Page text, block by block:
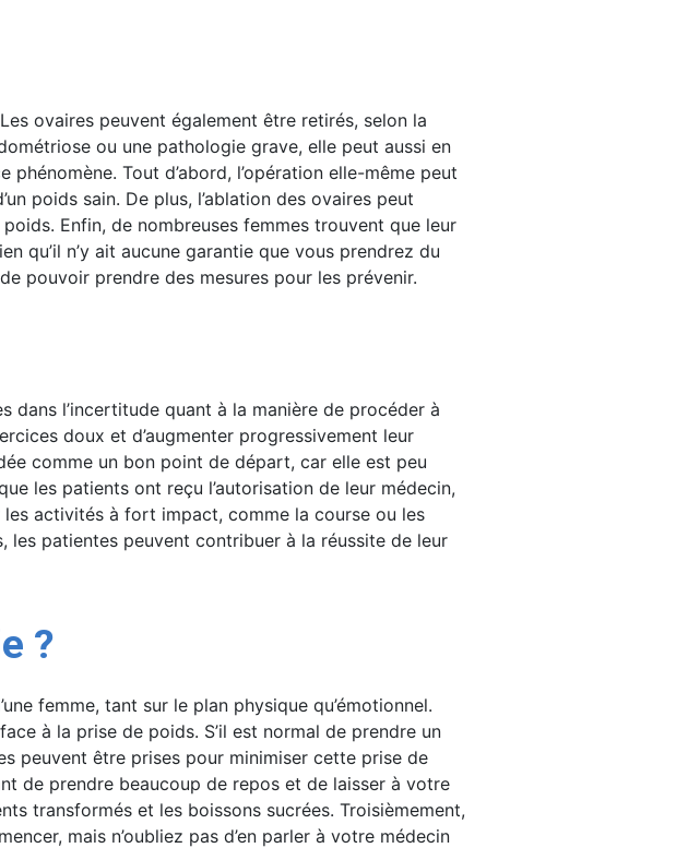
ovaires peuvent également être retirés, selon la
ou une pathologie grave, elle peut aussi en
Tout d’abord, l’opération elle-même peut
poids sain. De plus, l’ablation des ovaires peut
Enfin, de nombreuses femmes trouvent que leur
qu’il n’y ait aucune garantie que vous prendrez du
pouvoir prendre des mesures pour les prévenir.
dans l’incertitude quant à la manière de procéder à
doux et d’augmenter progressivement leur
comme un bon point de départ, car elle est peu
les patients ont reçu l’autorisation de leur médecin,
activités à fort impact, comme la course ou les
les patientes peuvent contribuer à la réussite de leur
?
femme, tant sur le plan physique qu’émotionnel.
à la prise de poids. S’il est normal de prendre un
peuvent être prises pour minimiser cette prise de
de prendre beaucoup de repos et de laisser à votre
transformés et les boissons sucrées. Troisièmement,
mais n’oubliez pas d’en parler à votre médecin